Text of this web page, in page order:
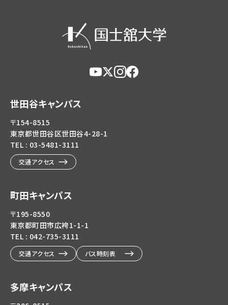
世田谷キャンパス
〒154-8515
東京都世田谷区世田谷4-28-1
TEL : 03-5481-3111
交通アクセス
町田キャンパス
〒195-8550
東京都町田市広袴1-1-1
TEL : 042-735-3111
交通アクセス バス時刻表
多摩キャンパス